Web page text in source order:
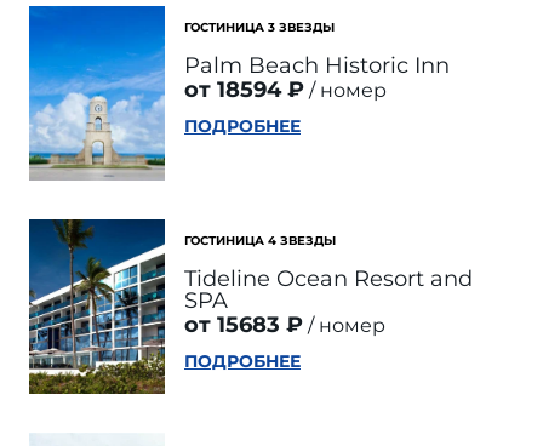
ГОСТИНИЦА 3 ЗВЕЗДЫ
Palm Beach Historic Inn
от 18594 ₽
номер
ПОДРОБНЕЕ
ГОСТИНИЦА 4 ЗВЕЗДЫ
Tideline Ocean Resort and
SPA
от 15683 ₽
номер
ПОДРОБНЕЕ